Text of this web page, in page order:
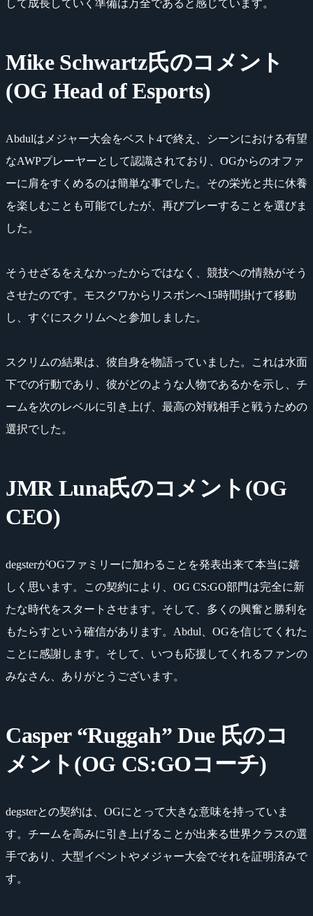
して成長していく準備は万全であると感じています。
Mike Schwartz氏のコメント
(OG Head of Esports)
Abdulはメジャー大会をベスト4で終え、シーンにおける有望
なAWPプレーヤーとして認識されており、OGからのオファ
ーに肩をすくめるのは簡単な事でした。その栄光と共に休養
を楽しむことも可能でしたが、再びプレーすることを選びま
した。
そうせざるをえなかったからではなく、競技への情熱がそう
させたのです。モスクワからリスボンへ15時間掛けて移動
し、すぐにスクリムへと参加しました。
スクリムの結果は、彼自身を物語っていました。これは水面
下での行動であり、彼がどのような人物であるかを示し、チ
ームを次のレベルに引き上げ、最高の対戦相手と戦うための
選択でした。
JMR Luna氏のコメント(OG
CEO)
degsterがOGファミリーに加わることを発表出来て本当に嬉
しく思います。この契約により、OG CS:GO部門は完全に新
たな時代をスタートさせます。そして、多くの興奮と勝利を
もたらすという確信があります。Abdul、OGを信じてくれた
ことに感謝します。そして、いつも応援してくれるファンの
みなさん、ありがとうございます。
Casper “Ruggah” Due 氏のコ
メント(OG CS:GOコーチ)
degsterとの契約は、OGにとって大きな意味を持っていま
す。チームを高みに引き上げることが出来る世界クラスの選
手であり、大型イベントやメジャー大会でそれを証明済みで
す。